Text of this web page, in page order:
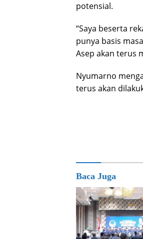
potensial.
“Saya beserta
punya basis
Asep akan terus
Nyumarno
terus akan
Baca Juga